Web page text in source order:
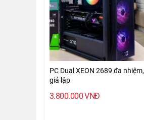
PC Dual XEON 2689 đa nhiệm,
giả lập
3.800.000VNĐ